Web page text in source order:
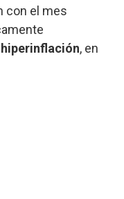
con el mes
hiperinflación, en